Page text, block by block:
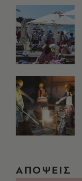
ΑΠΟΨΕΙΣ